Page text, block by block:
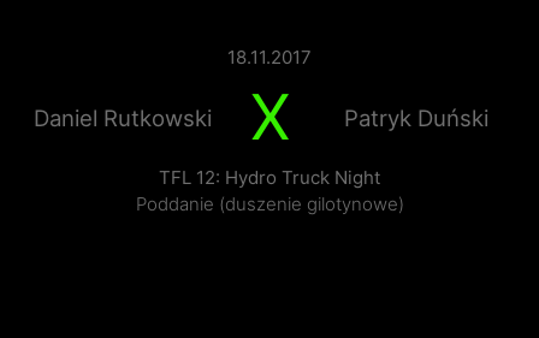
18.11.2017
Daniel Rutkowski X Patryk Duński
TFL 12: Hydro Truck Night
Poddanie (duszenie gilotynowe)